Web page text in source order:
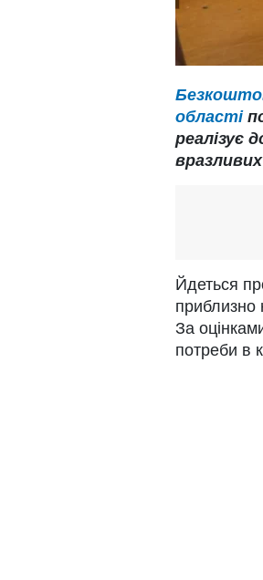
області
реалізує
Йдеться
приблизно
За
потреби в